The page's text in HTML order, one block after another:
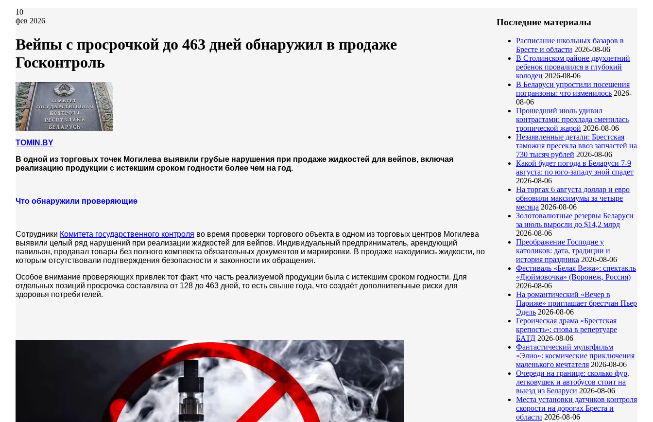
10
фев 2026
Вейпы с просрочкой до 463 дней обнаружил в продаже
Госконтроль
TOMIN.BY
В одной из торговых точек Могилева выявили грубые нарушения при продаже жидкостей для вейпов, включая
реализацию продукции с истекшим сроком годности более чем на год.
Что обнаружили проверяющие
Сотрудники Комитета государственного контроля во время проверки торгового объекта в одном из торговых центров Могилева
выявили целый ряд нарушений при реализации жидкостей для вейпов. Индивидуальный предприниматель, арендующий
павильон, продавал товары без полного комплекта обязательных документов и маркировки. В продаже находились жидкости, по
которым отсутствовали подтверждения безопасности и законности их обращения.
Особое внимание проверяющих привлек тот факт, что часть реализуемой продукции была с истекшим сроком годности. Для
отдельных позиций просрочка составляла от 128 до 463 дней, то есть свыше года, что создаёт дополнительные риски для
здоровья потребителей.
Последние материалы
Расписание школьных базаров в
Бресте и области 2026-08-06
В Столинском районе двухлетний
ребенок провалился в глубокий
колодец 2026-08-06
В Беларуси упростили посещения
погранзоны: что изменилось 2026-
08-06
Прошедший июль удивил
контрастами: прохлада сменилась
тропической жарой 2026-08-06
Незаявленные детали: Брестская
таможня пресекла ввоз запчастей на
730 тысяч рублей 2026-08-06
Какой будет погода в Беларуси 7-9
августа: по юго-западу зной спадет
2026-08-06
На торгах 6 августа доллар и евро
обновили максимумы за четыре
месяца 2026-08-06
Золотовалютные резервы Беларуси
за июль выросли до $14,2 млрд
2026-08-06
Преображение Господне у
католиков: дата, традиции и
история праздника 2026-08-06
Фестиваль «Белая Вежа»: спектакль
«Дюймовочка» (Воронеж, Россия)
2026-08-06
На романтический «Вечер в
Париже» приглашает брестчан Пьер
Эдель 2026-08-06
Героическая драма «Брестская
крепость»: снова в репертуаре
БАТД 2026-08-06
Фантастический мультфильм
«Элио»: космические приключения
маленького мечтателя 2026-08-06
Очереди на границе: сколько фур,
легковушек и автобусов стоит на
выезд из Беларуси 2026-08-06
Места установки датчиков контроля
скорости на дорогах Бреста и
области 2026-08-06